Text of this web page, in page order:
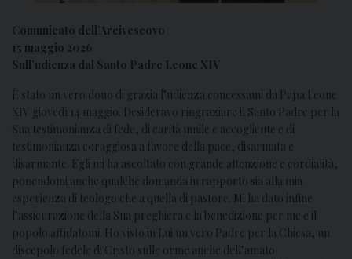
Comunicato dell’Arcivescovo
15 maggio 2026
Sull’udienza dal Santo Padre Leone XIV
È stato un vero dono di grazia l’udienza concessami da Papa Leone
XIV giovedì 14 maggio. Desideravo ringraziare il Santo Padre per la
Sua testimonianza di fede, di carità umile e accogliente e di
testimonianza coraggiosa a favore della pace, disarmata e
disarmante. Egli mi ha ascoltato con grande attenzione e cordialità,
ponendomi anche qualche domanda in rapporto sia alla mia
esperienza di teologo che a quella di pastore. Mi ha dato infine
l’assicurazione della Sua preghiera e la benedizione per me e il
popolo affidatomi. Ho visto in Lui un vero Padre per la Chiesa, un
discepolo fedele di Cristo sulle orme anche dell’amato